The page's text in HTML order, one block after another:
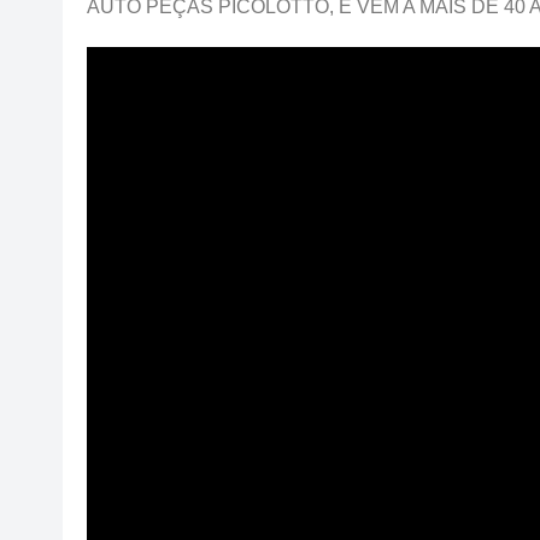
AUTO PEÇAS PICOLOTTO, E VEM A MAIS DE